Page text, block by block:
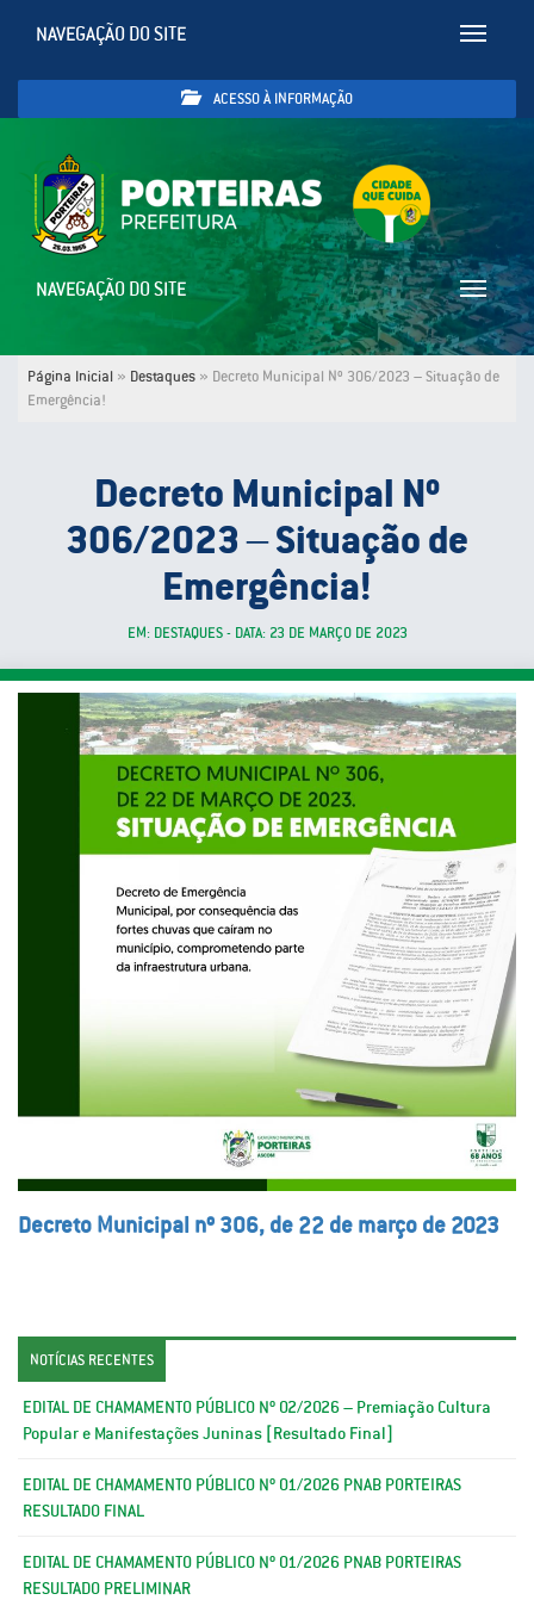
Toggle
NAVEGAÇÃO DO SITE
ACESSO À INFORMAÇÃO
Toggle
NAVEGAÇÃO DO SITE
Página Inicial » Destaques » Decreto Municipal Nº 306/2023 – Situação de
Emergência!
Decreto Municipal Nº
306/2023 – Situação de
Emergência!
EM: DESTAQUES - DATA: 23 DE MARÇO DE 2023
Decreto Municipal nº 306, de 22 de março de 2023
NOTÍCIAS RECENTES
EDITAL DE CHAMAMENTO PÚBLICO Nº 02/2026 – Premiação Cultura
Popular e Manifestações Juninas [Resultado Final]
EDITAL DE CHAMAMENTO PÚBLICO Nº 01/2026 PNAB PORTEIRAS
RESULTADO FINAL
EDITAL DE CHAMAMENTO PÚBLICO Nº 01/2026 PNAB PORTEIRAS
RESULTADO PRELIMINAR